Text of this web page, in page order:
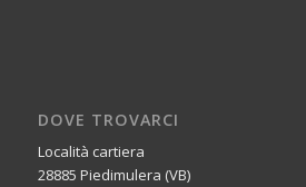
DOVE TROVARCI
Località cartiera
28885 Piedimulera (VB)